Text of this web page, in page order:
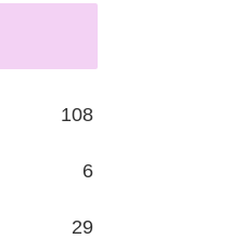
108
6
29